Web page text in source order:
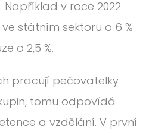
v roce 2022
státním sektoru o 6 %
o 2,5 %.
pracují pečovatelky
tomu odpovídá
a vzdělání. V první